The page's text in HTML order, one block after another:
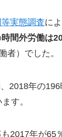
実態調査に
時間外労働は
者）でした。
2018年の196
す。
2017年が65